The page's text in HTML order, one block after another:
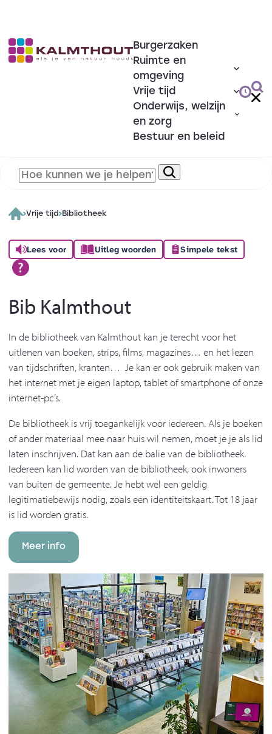
Burgerzaken
Ruimte en
omgeving
Vrije tijd
Onderwijs, welzijn
en zorg
Bestuur en beleid
Vrije tijd Bibliotheek
Lees voor Uitleg woorden Simpele tekst
Bib Kalmthout
In de bibliotheek van Kalmthout kan je terecht voor het
uitlenen van boeken, strips, films, magazines… en het lezen
van tijdschriften, kranten… Je kan er ook gebruik maken van
het internet met je eigen laptop, tablet of smartphone of onze
internet-pc’s.
De bibliotheek is vrij toegankelijk voor iedereen. Als je boeken
of ander materiaal mee naar huis wil nemen, moet je je als lid
laten inschrijven. Dat kan aan de balie van de bibliotheek.
Iedereen kan lid worden van de bibliotheek, ook inwoners
van buiten de gemeente. Je hebt wel een geldig
legitimatiebewijs nodig, zoals een identiteitskaart. Tot 18 jaar
is lid worden gratis.
Meer info